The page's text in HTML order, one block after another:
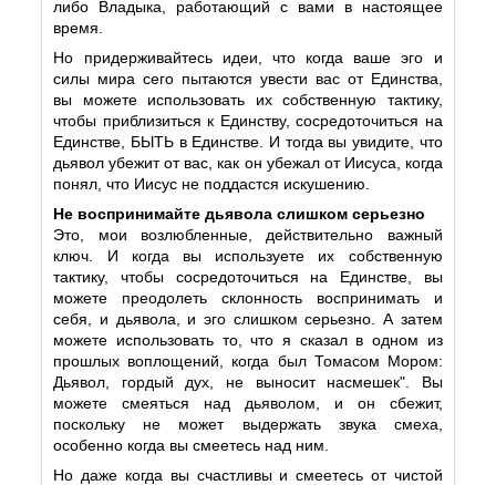
либо Владыка, работающий с вами в настоящее
время.
Но придерживайтесь идеи, что когда ваше эго и
силы мира сего пытаются увести вас от Единства,
вы можете использовать их собственную тактику,
чтобы приблизиться к Единству, сосредоточиться на
Единстве, БЫТЬ в Единстве. И тогда вы увидите, что
дьявол убежит от вас, как он убежал от Иисуса, когда
понял, что Иисус не поддастся искушению.
Не воспринимайте дьявола слишком серьезно
Это, мои возлюбленные, действительно важный
ключ. И когда вы используете их собственную
тактику, чтобы сосредоточиться на Единстве, вы
можете преодолеть склонность воспринимать и
себя, и дьявола, и эго слишком серьезно. А затем
можете использовать то, что я сказал в одном из
прошлых воплощений, когда был Томасом Мором:
Дьявол, гордый дух, не выносит насмешек". Вы
можете смеяться над дьяволом, и он сбежит,
поскольку не может выдержать звука смеха,
особенно когда вы смеетесь над ним.
Но даже когда вы счастливы и смеетесь от чистой